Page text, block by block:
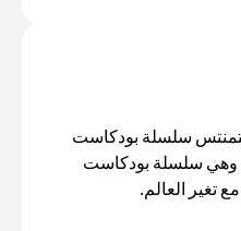
سلسلة بودكاست
وهي سلسلة بودكاست
تغير العالم.